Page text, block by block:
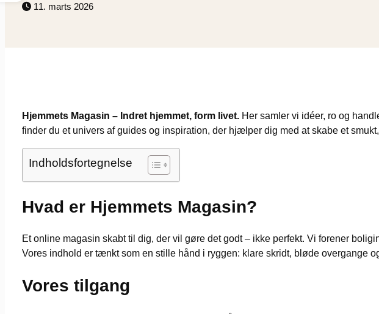
11. marts 2026
Hjemmets Magasin – Indret hjemmet, form livet. Her samler vi idéer, ro og
finder du et univers af guides og inspiration, der hjælper dig med at skabe et
Indholdsfortegnelse
Hvad er Hjemmets Magasin?
Et online magasin skabt til dig, der vil gøre det godt – ikke perfekt. Vi forener
Vores indhold er tænkt som en stille hånd i ryggen: klare skridt, bløde overgange
Vores tilgang